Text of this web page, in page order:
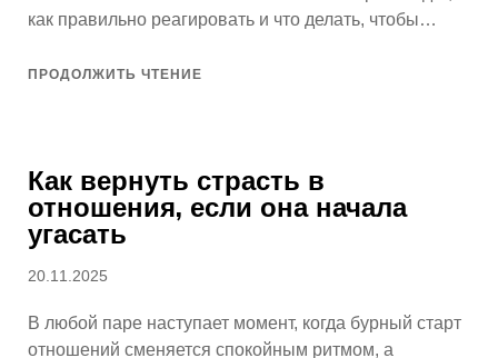
как правильно реагировать и что делать, чтобы…
ПРОДОЛЖИТЬ ЧТЕНИЕ
Как вернуть страсть в
отношения, если она начала
угасать
Опубликовано
20.11.2025
В любой паре наступает момент, когда бурный старт
отношений сменяется спокойным ритмом, а